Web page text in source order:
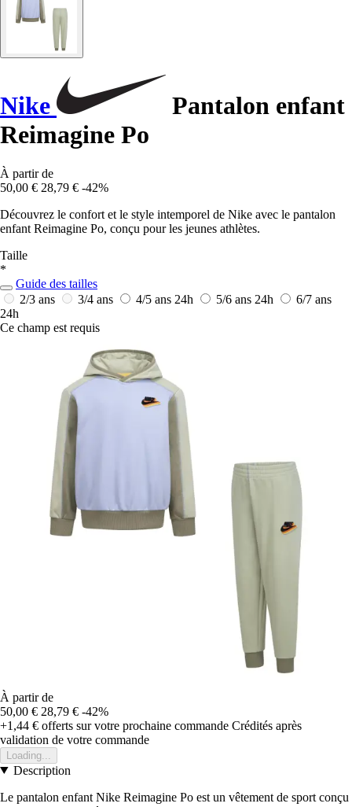
Nike
Pantalon enfant
Reimagine Po
À partir de
50,00 € 28,79 € -42%
Découvrez le confort et le style intemporel de Nike avec le pantalon
enfant Reimagine Po, conçu pour les jeunes athlètes.
Taille
*
Guide des tailles
2/3 ans
3/4 ans 4/5 ans 24h 5/6 ans 24h
6/7 ans
24h
Ce champ est requis
À partir de
50,00 € 28,79 € -42%
+1,44 € offerts sur votre prochaine commande Crédités après
validation de votre commande
Loading...
Description
Le pantalon enfant Nike Reimagine Po est un vêtement de sport conçu